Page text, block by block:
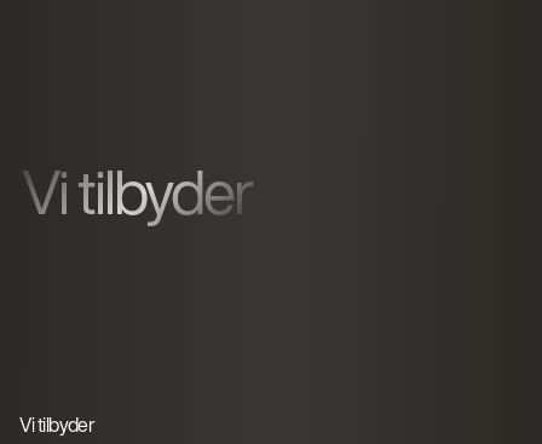
Vi tilbyder
Vi tilbyder